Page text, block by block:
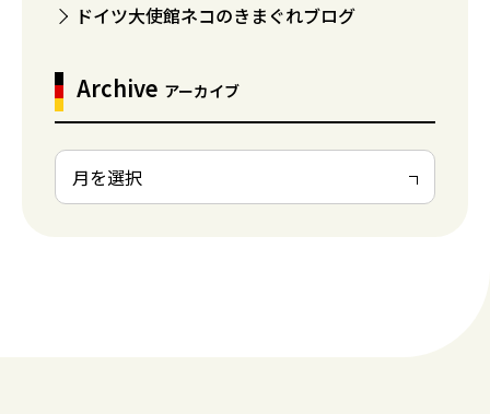
ドイツ大使館ネコのきまぐれブログ
Archive アーカイブ